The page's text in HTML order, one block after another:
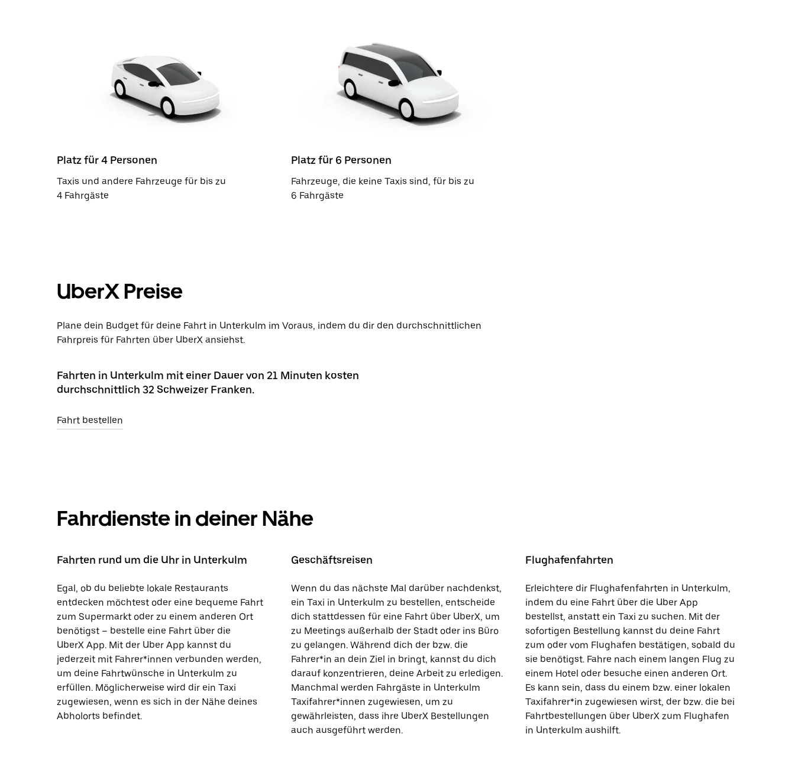
Platz für 4 Personen
Taxis und andere Fahrzeuge für bis zu
4 Fahrgäste
Platz für 6 Personen
Fahrzeuge, die keine Taxis sind, für bis zu
6 Fahrgäste
UberX Preise
Plane dein Budget für deine Fahrt in Unterkulm im Voraus, indem du dir den durchschnittlichen
Fahrpreis für Fahrten über UberX ansiehst.
Fahrten in Unterkulm mit einer Dauer von 21 Minuten kosten
durchschnittlich 32 Schweizer Franken.
Fahrt bestellen
Fahrdienste in deiner Nähe
Fahrten rund um die Uhr in Unterkulm
Egal, ob du beliebte lokale Restaurants
entdecken möchtest oder eine bequeme Fahrt
zum Supermarkt oder zu einem anderen Ort
benötigst – bestelle eine Fahrt über die
UberX App. Mit der Uber App kannst du
jederzeit mit Fahrer*innen verbunden werden,
um deine Fahrtwünsche in Unterkulm zu
erfüllen. Möglicherweise wird dir ein Taxi
zugewiesen, wenn es sich in der Nähe deines
Abholorts befindet.
Geschäftsreisen
Wenn du das nächste Mal darüber nachdenkst,
ein Taxi in Unterkulm zu bestellen, entscheide
dich stattdessen für eine Fahrt über UberX, um
zu Meetings außerhalb der Stadt oder ins Büro
zu gelangen. Während dich der bzw. die
Fahrer*in an dein Ziel in bringt, kannst du dich
darauf konzentrieren, deine Arbeit zu erledigen.
Manchmal werden Fahrgäste in Unterkulm
Taxifahrer*innen zugewiesen, um zu
gewährleisten, dass ihre UberX Bestellungen
auch ausgeführt werden.
Flughafenfahrten
Erleichtere dir Flughafenfahrten in Unterkulm,
indem du eine Fahrt über die Uber App
bestellst, anstatt ein Taxi zu suchen. Mit der
sofortigen Bestellung kannst du deine Fahrt
zum oder vom Flughafen bestätigen, sobald du
sie benötigst. Fahre nach einem langen Flug zu
einem Hotel oder besuche einen anderen Ort.
Es kann sein, dass du einem bzw. einer lokalen
Taxifahrer*in zugewiesen wirst, der bzw. die bei
Fahrtbestellungen über UberX zum Flughafen
in Unterkulm aushilft.